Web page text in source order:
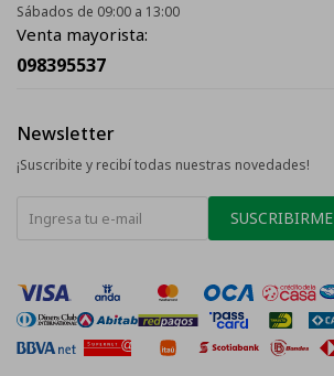
Sábados de 09:00 a 13:00
Venta mayorista:
098395537
Newsletter
¡Suscribite y recibí todas nuestras novedades!
SUSCRIBIRME